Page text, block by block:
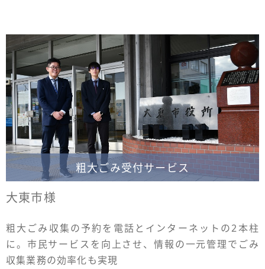
粗大ごみ受付サービス
大東市様
粗大ごみ収集の予約を電話とインターネットの2本柱
に。市民サービスを向上させ、情報の一元管理でごみ
収集業務の効率化も実現